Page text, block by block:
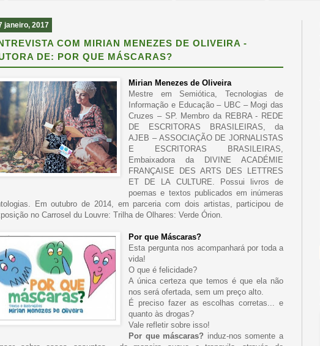
janeiro, 2017
COM MIRIAN MENEZES DE OLIVEIRA -
DE: POR QUE MÁSCARAS?
Mirian Menezes de Oliveira
Mestre em Semiótica, Tecnologias de
Informação e Educação – UBC – Mogi das
Cruzes – SP. Membro da REBRA - REDE
DE ESCRITORAS BRASILEIRAS, da
AJEB – ASSOCIAÇÃO DE JORNALISTAS
E ESCRITORAS BRASILEIRAS,
Embaixadora da DIVINE ACADÉMIE
FRANÇAISE DES ARTS DES LETTRES
ET DE LA CULTURE. Possui livros de
poemas e textos publicados em inúmeras
Em outubro de 2014, em parceria com dois artistas, participou de
no Carrosel du Louvre: Trilha de Olhares: Verde Órion.
Por que Máscaras?
Esta pergunta nos acompanhará por toda a
vida!
O que é felicidade?
A única certeza que temos é que ela não
nos será ofertada, sem um preço alto.
É preciso fazer as escolhas corretas... e
quanto às drogas?
Vale refletir sobre isso!
Por que máscaras? induz-nos somente a